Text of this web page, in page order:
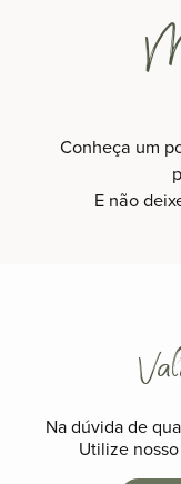
Conheça um
E não
Na dúvida de
Utilize